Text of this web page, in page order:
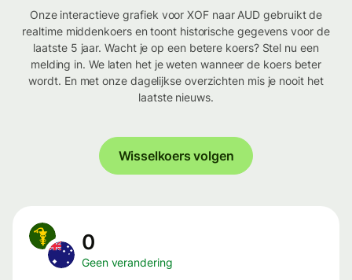
Onze interactieve grafiek voor XOF naar AUD gebruikt de
realtime middenkoers en toont historische gegevens voor de
laatste 5 jaar. Wacht je op een betere koers? Stel nu een
melding in. We laten het je weten wanneer de koers beter
wordt. En met onze dagelijkse overzichten mis je nooit het
laatste nieuws.
Wisselkoers volgen
0
Geen verandering